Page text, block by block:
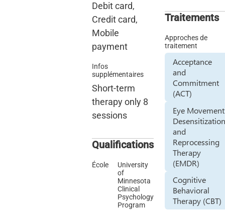
Debit card,
Credit card,
Mobile
payment
Infos
supplémentaires
Short-term
therapy only 8
sessions
Qualifications
École
University
of
Minnesota
Clinical
Psychology
Program
Traitements
Approches de
traitement
Acceptance
and
Commitment
(ACT)
Eye Movement
and
Reprocessing
Therapy
(EMDR)
Cognitive
Behavioral
Therapy (CBT)